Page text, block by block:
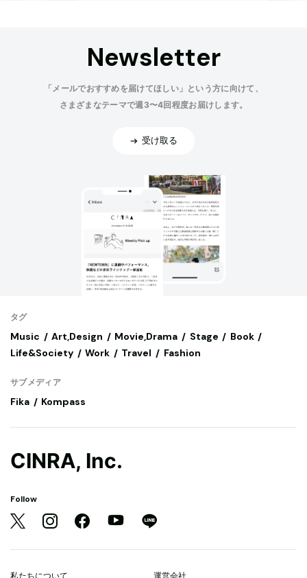
Newsletter
「メールでおすすめを届けてほしい」という方に向けて、
さまざまなテーマで週3〜4回程度お届けします。
受け取る
タグ
Music Art,Design Movie,Drama Stage
Book
Life&Society
Work Travel Fashion
サブメディア
Fika Kompass
CINRA, Inc.
Follow
私たちについて 運営会社